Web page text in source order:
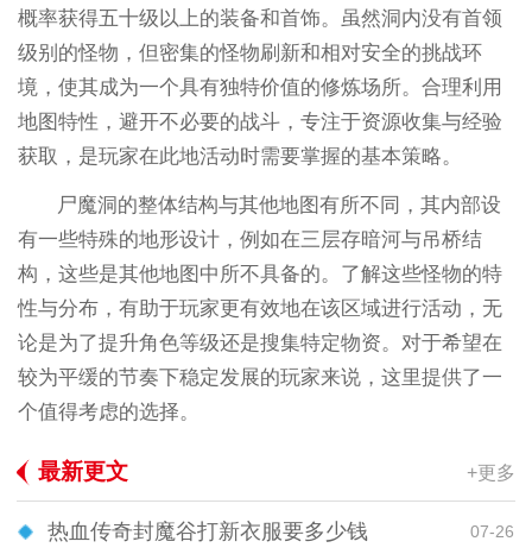
概率获得五十级以上的装备和首饰。虽然洞内没有首领
级别的怪物，但密集的怪物刷新和相对安全的挑战环
境，使其成为一个具有独特价值的修炼场所。合理利用
地图特性，避开不必要的战斗，专注于资源收集与经验
获取，是玩家在此地活动时需要掌握的基本策略。
尸魔洞的整体结构与其他地图有所不同，其内部设
有一些特殊的地形设计，例如在三层存暗河与吊桥结
构，这些是其他地图中所不具备的。了解这些怪物的特
性与分布，有助于玩家更有效地在该区域进行活动，无
论是为了提升角色等级还是搜集特定物资。对于希望在
较为平缓的节奏下稳定发展的玩家来说，这里提供了一
个值得考虑的选择。
最新更文 +更多
热血传奇封魔谷打新衣服要多少钱 07-26